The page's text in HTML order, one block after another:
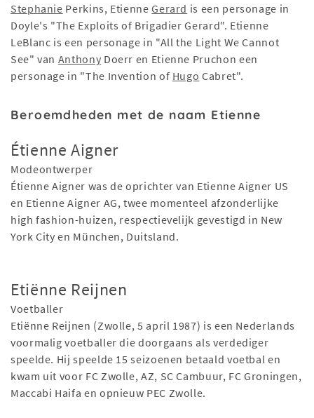
Stephanie Perkins, EtienneGerard is een personage in
Doyle's "The Exploits of Brigadier Gerard". Etienne
LeBlanc is een personage in "All the Light We Cannot
See" van Anthony Doerr en Etienne Pruchon een
personage in "The Invention of Hugo Cabret".
Beroemdheden met de naam Etienne
Étienne Aigner
Modeontwerper
Étienne Aigner was de oprichter van Etienne Aigner US
en Etienne Aigner AG, twee momenteel afzonderlijke
high fashion-huizen, respectievelijk gevestigd in New
York City en München, Duitsland.
Etiënne Reijnen
Voetballer
Etiënne Reijnen (Zwolle, 5 april 1987) is een Nederlands
voormalig voetballer die doorgaans als verdediger
speelde. Hij speelde 15 seizoenen betaald voetbal en
kwam uit voor FC Zwolle, AZ, SC Cambuur, FC Groningen,
Maccabi Haifa en opnieuw PEC Zwolle.